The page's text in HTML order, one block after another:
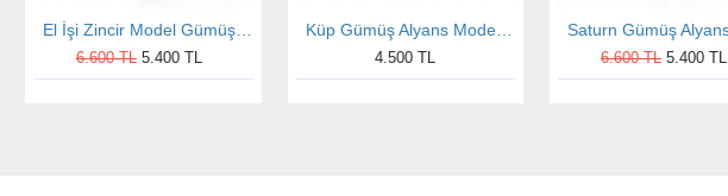
El İşi Zincir Model Gümüş Alyans Çifti
6.600 TL 5.400 TL
Küp Gümüş Alyans Modeli Nişan ve Söz Yüzüğü
4.500 TL 6.600 TL 5.400 TL